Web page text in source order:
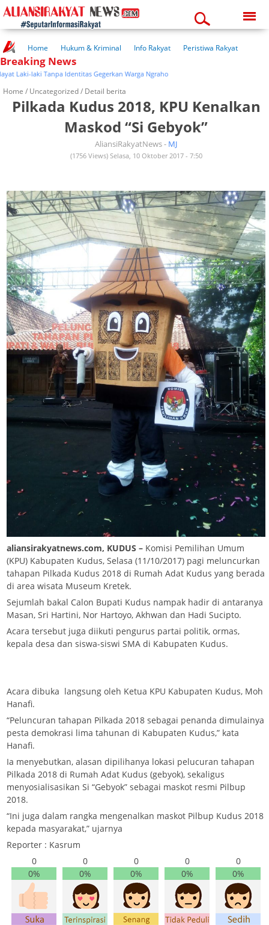
07:28:08 am
Home Hukum & Kriminal Info Rakyat
Peristiwa Rakyat
Kuliner Rakyat
Wisata Rakyat
Pendidikan
Kesehatan
Breaking News
laki Tanpa Identitas Gegerkan Warga Ngraho
Home / Uncategorized/ Detail berita
Pilkada Kudus 2018, KPU Kenalkan
Maskod “Si Gebyok”
AliansiRakyatNews - MJ
(1756 Views) Selasa, 10 Oktober 2017 - 7:50
aliansirakyatnews.com, KUDUS – Komisi Pemilihan Umum
(KPU) Kabupaten Kudus, Selasa (11/10/2017) pagi meluncurkan
tahapan Pilkada Kudus 2018 di Rumah Adat Kudus yang berada
di area wisata Museum Kretek.
Sejumlah bakal Calon Bupati Kudus nampak hadir di antaranya
Masan, Sri Hartini, Nor Hartoyo, Akhwan dan Hadi Sucipto.
Acara tersebut juga diikuti pengurus partai politik, ormas,
kepala desa dan siswa-siswi SMA di Kabupaten Kudus.
Acara dibuka langsung oleh Ketua KPU Kabupaten Kudus, Moh
Hanafi.
“Peluncuran tahapan Pilkada 2018 sebagai penanda dimulainya
pesta demokrasi lima tahunan di Kabupaten Kudus,” kata
Hanafi.
Ia menyebutkan, alasan dipilihanya lokasi pelucuran tahapan
Pilkada 2018 di Rumah Adat Kudus (gebyok), sekaligus
menyosialisasikan Si “Gebyok” sebagai maskot resmi Pilbup
2018.
“Ini juga dalam rangka mengenalkan maskot Pilbup Kudus 2018
kepada masyarakat,” ujarnya
Reporter : Kasrum
0
0%
0
0%
0
0%
0
0%
0
0%